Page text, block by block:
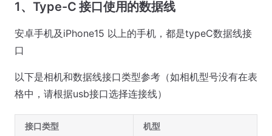
1、Type-C 接口使用的数据线
安卓手机及iPhone15 以上的手机，都是typeC数据线接
口
以下是相机和数据线接口类型参考（如相机型号没有在表
格中，请根据usb接口选择连接线）
接口类型 机型